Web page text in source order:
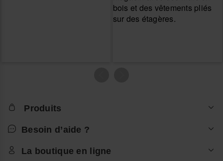
Produits
Besoin d’aide ?
La boutique en ligne